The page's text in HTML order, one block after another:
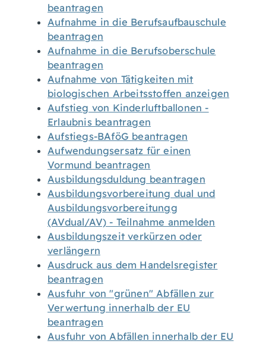
beantragen
Aufnahme in die Berufsaufbauschule
beantragen
Aufnahme in die Berufsoberschule
beantragen
Aufnahme von Tätigkeiten mit
biologischen Arbeitsstoffen anzeigen
Aufstieg von Kinderluftballonen -
Erlaubnis beantragen
Aufstiegs-BAföG beantragen
Aufwendungsersatz für einen
Vormund beantragen
Ausbildungsduldung beantragen
Ausbildungsvorbereitung dual und
Ausbildungsvorbereitungg
(AVdual/AV) - Teilnahme anmelden
Ausbildungszeit verkürzen oder
verlängern
Ausdruck aus dem Handelsregister
beantragen
Ausfuhr von "grünen" Abfällen zur
Verwertung innerhalb der EU
beantragen
Ausfuhr von Abfällen innerhalb der EU